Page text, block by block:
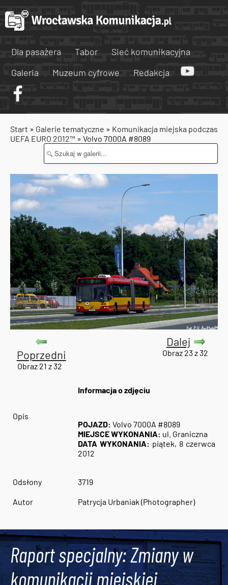
Dla pasażera Tabor
Sieć komunikacyjna
Galeria
Muzeum cyfrowe Redakcja
Start » Galerie tematyczne » Komunikacja miejska podczas
UEFA EURO 2012™ » Volvo 7000A #8089
Poprzedni
Obraz 21 z 32
Dalej
Obraz 23 z 32
Informacja o zdjęciu
Opis
POJAZD: Volvo 7000A #8089
MIEJSCE WYKONANIA: ul. Graniczna
DATA WYKONANIA: piątek, 8 czerwca
2012
Odsłony 3719
Autor Patrycja Urbaniak (Photographer)
Raport specjalny: Zmiany w
komunikacji miejskiej